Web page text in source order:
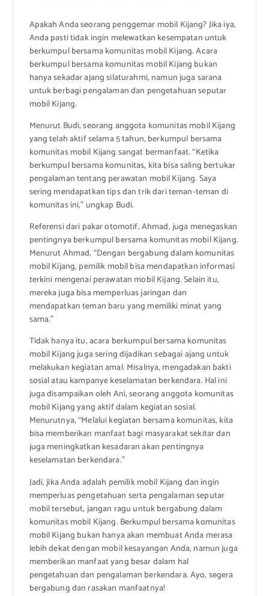
Apakah Anda seorang penggemar mobil Kijang? Jika iya,
Anda pasti tidak ingin melewatkan kesempatan untuk
berkumpul bersama komunitas mobil Kijang. Acara
berkumpul bersama komunitas mobil Kijang bukan
hanya sekadar ajang silaturahmi, namun juga sarana
untuk berbagi pengalaman dan pengetahuan seputar
mobil Kijang.
Menurut Budi, seorang anggota komunitas mobil Kijang
yang telah aktif selama 5 tahun, berkumpul bersama
komunitas mobil Kijang sangat bermanfaat. “Ketika
berkumpul bersama komunitas, kita bisa saling bertukar
pengalaman tentang perawatan mobil Kijang. Saya
sering mendapatkan tips dan trik dari teman-teman di
komunitas ini,” ungkap Budi.
Referensi dari pakar otomotif, Ahmad, juga menegaskan
pentingnya berkumpul bersama komunitas mobil Kijang.
Menurut Ahmad, “Dengan bergabung dalam komunitas
mobil Kijang, pemilik mobil bisa mendapatkan informasi
terkini mengenai perawatan mobil Kijang. Selain itu,
mereka juga bisa memperluas jaringan dan
mendapatkan teman baru yang memiliki minat yang
sama.”
Tidak hanya itu, acara berkumpul bersama komunitas
mobil Kijang juga sering dijadikan sebagai ajang untuk
melakukan kegiatan amal. Misalnya, mengadakan bakti
sosial atau kampanye keselamatan berkendara. Hal ini
juga disampaikan oleh Ani, seorang anggota komunitas
mobil Kijang yang aktif dalam kegiatan sosial.
Menurutnya, “Melalui kegiatan bersama komunitas, kita
bisa memberikan manfaat bagi masyarakat sekitar dan
juga meningkatkan kesadaran akan pentingnya
keselamatan berkendara.”
Jadi, jika Anda adalah pemilik mobil Kijang dan ingin
memperluas pengetahuan serta pengalaman seputar
mobil tersebut, jangan ragu untuk bergabung dalam
komunitas mobil Kijang. Berkumpul bersama komunitas
mobil Kijang bukan hanya akan membuat Anda merasa
lebih dekat dengan mobil kesayangan Anda, namun juga
memberikan manfaat yang besar dalam hal
pengetahuan dan pengalaman berkendara. Ayo, segera
bergabung dan rasakan manfaatnya!